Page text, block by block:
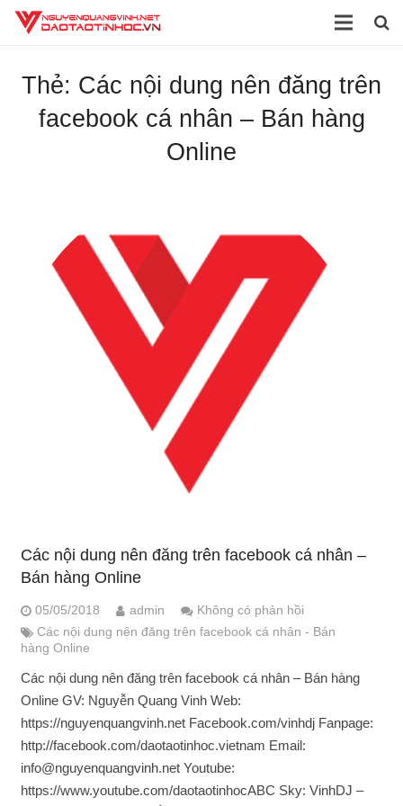
Giới thiệu
Tài liệu
Thẻ: Các nội dung nên đăng trên
facebook cá nhân – Bán hàng
Online
Các nội dung nên đăng trên facebook cá nhân –
Bán hàng Online
05/05/2018 admin
Không có phản hồi
Các nội dung nên đăng trên facebook cá nhân - Bán
hàng Online
Các nội dung nên đăng trên facebook cá nhân – Bán hàng
Online GV: Nguyễn Quang Vinh Web:
https://nguyenquangvinh.net Facebook.com/vinhdj Fanpage:
http://facebook.com/daotaotinhoc.vietnam Email:
info@nguyenquangvinh.net Youtube:
https://www.youtube.com/daotaotinhocABC Sky: VinhDJ –